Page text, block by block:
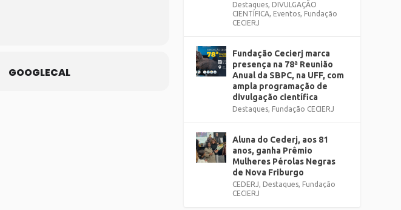
GOOGLECAL
Destaques, DIVULGAÇÃO
CIENTÍFICA, Eventos, Fundação
CECIERJ
Fundação Cecierj marca
presença na 78ª Reunião
Anual da SBPC, na UFF, com
ampla programação de
divulgação científica
Destaques, Fundação CECIERJ
Aluna do Cederj, aos 81
anos, ganha Prêmio
Mulheres Pérolas Negras
de Nova Friburgo
CEDERJ, Destaques, Fundação
CECIERJ